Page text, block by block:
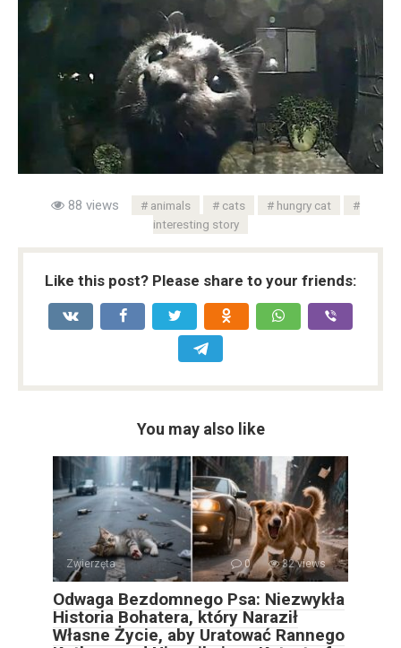
88 views animals cats
hungry cat
interesting story
Like this post? Please share to your friends:
You may also like
Zwierzęta 0 32 views
Odwaga Bezdomnego Psa: Niezwykła
Historia Bohatera, który Naraził
Własne Życie, aby Uratować Rannego